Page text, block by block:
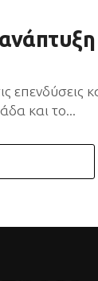
επενδύσεις
και το...